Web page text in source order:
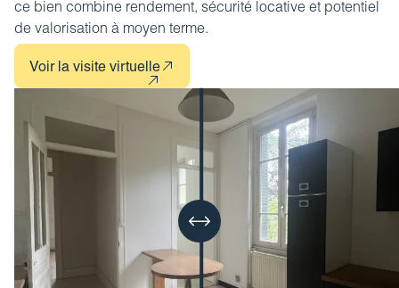
ce bien combine rendement, sécurité locative et potentiel
de valorisation à moyen terme.
Voir la visite virtuelle